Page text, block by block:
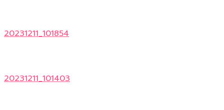
20231211_101854
20231211_101403